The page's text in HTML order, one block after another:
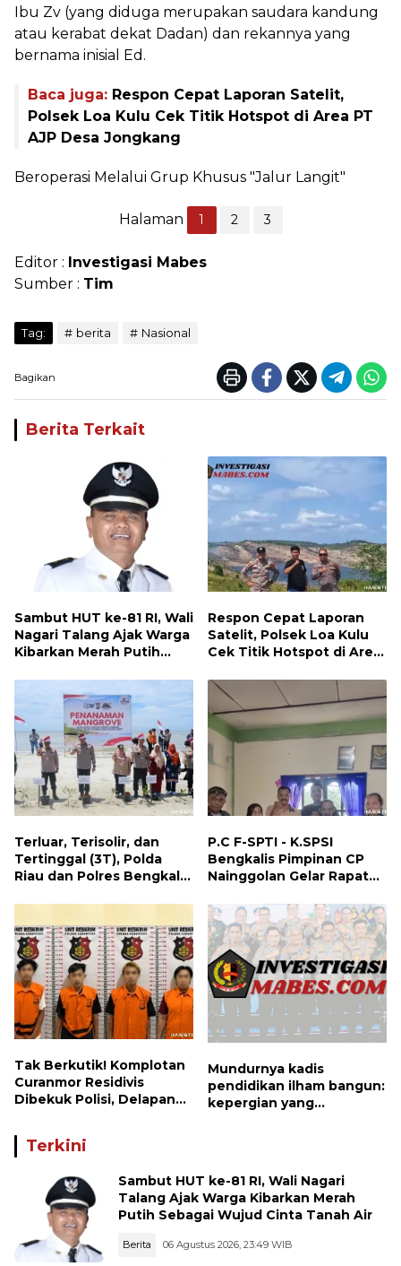
Ibu Zv (yang diduga merupakan saudara kandung
atau kerabat dekat Dadan) dan rekannya yang
bernama inisial Ed.
Baca juga: Respon Cepat Laporan Satelit,
Polsek Loa Kulu Cek Titik Hotspot di Area PT
AJP Desa Jongkang
Beroperasi Melalui Grup Khusus "Jalur Langit"
Halaman 1 2 3
Editor : Investigasi Mabes
Sumber : Tim
Tag: berita Nasional
Bagikan
Berita Terkait
Sambut HUT ke-81 RI, Wali
Nagari Talang Ajak Warga
Kibarkan Merah Putih
Respon Cepat Laporan
Satelit, Polsek Loa Kulu
Cek Titik Hotspot di Area
Terluar, Terisolir, dan
Tertinggal (3T), Polda
Riau dan Polres Bengkalis
Kesehatan Gratis, hingga
Dialog Kebangsaan di
Rupat
P.C F-SPTI - K.SPSI
Bengkalis Pimpinan CP
Nainggolan Gelar Rapat
dan Ranting Khusus
Tak Berkutik! Komplotan
Curanmor Residivis
Dibekuk Polisi, Delapan
Candipuro Terungkap
Mundurnya kadis
pendidikan ilham bangun:
kepergian yang
Terkini
Sambut HUT ke-81 RI, Wali Nagari
Talang Ajak Warga Kibarkan Merah
Putih Sebagai Wujud Cinta Tanah Air
Berita 06 Agustus 2026, 23:49 WIB